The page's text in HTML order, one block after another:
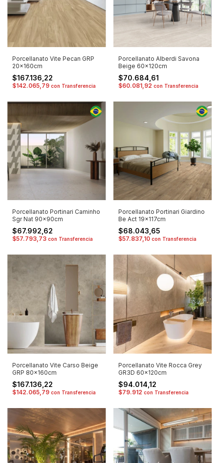
Porcellanato Vite Pecan GRP
20x160cm
$167.136,22
$142.065,79 con Transferencia
Porcellanato Alberdi Savona
Beige 60x120cm
$70.684,61
$60.081,92 con Transferencia
Porcellanato Portinari Caminho
Sgr Nat 90x90cm
$67.992,62
$57.793,73 con Transferencia
Porcellanato Portinari Giardino
Be Act 19x117cm
$68.043,65
$57.837,10 con Transferencia
Porcellanato Vite Carso Beige
GRP 80x160cm
$167.136,22
$142.065,79 con Transferencia
Porcellanato Vite Rocca Grey
GR3D 60x120cm
$94.014,12
$79.912 con Transferencia